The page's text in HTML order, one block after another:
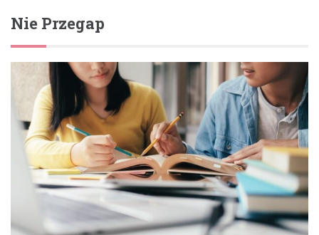
Nie Przegap